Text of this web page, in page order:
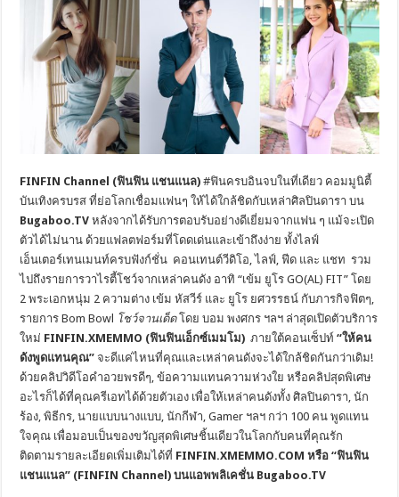
FINFIN Channel (ฟินฟิน แชนแนล) #ฟินครบอินจบในที่เดียว คอมมูนิตี้
บันเทิงครบรส ที่ย่อโลกเชื่อมแฟนๆ ให้ได้ใกล้ชิดกับเหล่าศิลปินดารา บน
Bugaboo.TV หลังจากได้รับการตอบรับอย่างดีเยี่ยมจากแฟน ๆ แม้จะเปิด
ตัวได้ไม่นาน ด้วยแฟลตฟอร์มที่โดดเด่นและเข้าถึงง่าย ทั้งไลฟ์
เอ็นเตอร์เทนเมนท์ครบฟังก์ชั่น คอนเทนต์วีดิโอ, ไลฟ์, ฟีด และ แชท รวม
ไปถึงรายการวาไรตี้โชว์จากเหล่าคนดัง อาทิ “เข้ม ยูโร GO(AL) FIT” โดย
2 พระเอกหนุ่ม 2 ความต่าง เข้ม หัสวีร์ และ ยูโร ยศวรรธน์ กับภารกิจฟิตๆ,
รายการ Bom Bowl โชว์จานเด็ดโดย บอม พงศกร ฯลฯ ล่าสุดเปิดตัวบริการ
ใหม่ FINFIN.XMEMMO (ฟินฟินเอ็กซ์เมมโม) ภายใต้คอนเซ็ปท์“ให้คน
ดังพูดแทนคุณ” จะดีแค่ไหนที่คุณและเหล่าคนดังจะได้ใกล้ชิดกันกว่าเดิม!
ด้วยคลิปวิดีโอคำอวยพรดีๆ, ข้อความแทนความห่วงใย หรือคลิปสุดพิเศษ
อะไรก็ได้ที่คุณครีเอทได้ด้วยตัวเอง เพื่อให้เหล่าคนดังทั้ง ศิลปินดารา, นัก
ร้อง, พิธีกร, นายแบบนางแบบ, นักกีฬา, Gamer ฯลฯ กว่า 100 คน พูดแทน
ใจคุณ เพื่อมอบเป็นของขวัญสุดพิเศษชิ้นเดียวในโลกกับคนที่คุณรัก
ติดตามรายละเอียดเพิ่มเติมได้ที่ FINFIN.XMEMMO.COM หรือ“ฟินฟิน
แชนแนล” (FINFIN Channel) บนแอพพลิเคชั่น Bugaboo.TV